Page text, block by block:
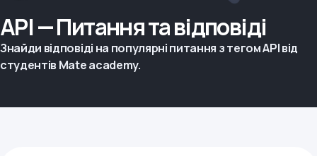
API — Питання та відповіді
Знайди відповіді на популярні питання з тегом API від
студентів Mate academy.